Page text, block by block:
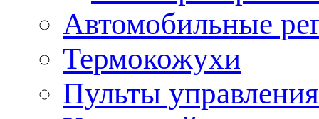
Автомобильные
Термокожухи
Пульты управления